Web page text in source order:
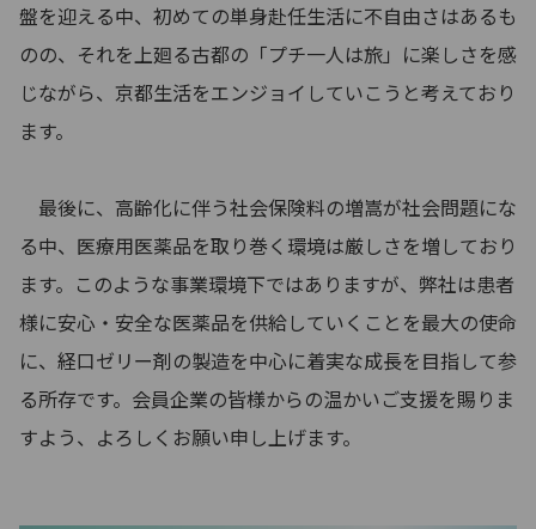
盤を迎える中、初めての単身赴任生活に不自由さはあるも
のの、それを上廻る古都の「プチ一人は旅」に楽しさを感
じながら、京都生活をエンジョイしていこうと考えており
ます。
最後に、高齢化に伴う社会保険料の増嵩が社会問題にな
る中、医療用医薬品を取り巻く環境は厳しさを増しており
ます。このような事業環境下ではありますが、弊社は患者
様に安心・安全な医薬品を供給していくことを最大の使命
に、経口ゼリー剤の製造を中心に着実な成長を目指して参
る所存です。会員企業の皆様からの温かいご支援を賜りま
すよう、よろしくお願い申し上げます。